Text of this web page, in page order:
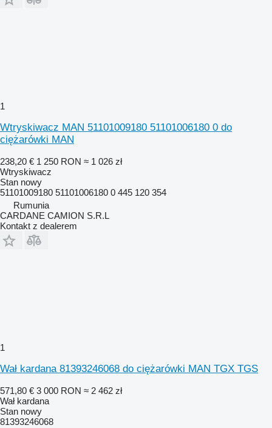
1
Wtryskiwacz MAN 51101009180 51101006180 0 do
ciężarówki MAN
238,20 € 1 250 RON ≈ 1 026 zł
Wtryskiwacz
Stan nowy
51101009180 51101006180 0 445 120 354
Rumunia
CARDANE CAMION S.R.L
Kontakt z dealerem
1
Wał kardana 81393246068 do ciężarówki MAN TGX TGS
571,80 € 3 000 RON ≈ 2 462 zł
Wał kardana
Stan nowy
81393246068